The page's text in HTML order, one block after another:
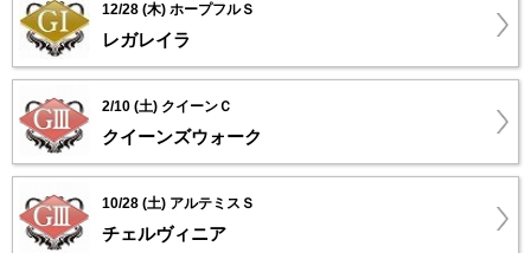
12/28 (木) ホープフルＳ
レガレイラ
2/10 (土) クイーンＣ
クイーンズウォーク
10/28 (土) アルテミスＳ
チェルヴィニア